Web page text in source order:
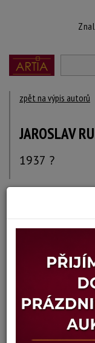
zpět na výpis autorů
JAROSLAV
1937 ?
Jaroslav
9. KARLŮV MOST
Aktuální cena:800
Minimální příhoz: